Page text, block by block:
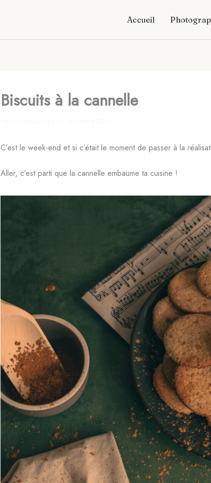
Accueil
Biscuits à la cannelle
C’est le week-end et si c’était le moment de passer à la
Aller, c’est parti que la cannelle embaume ta cuisine !